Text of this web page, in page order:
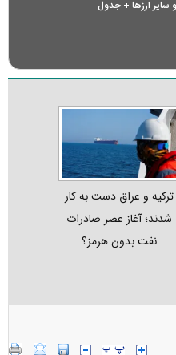
سایر ارز‌ها + جدول
ترکیه و عراق دست به کار
شدند؛ آغاز عصر صادرات
نفت بدون هرمز؟